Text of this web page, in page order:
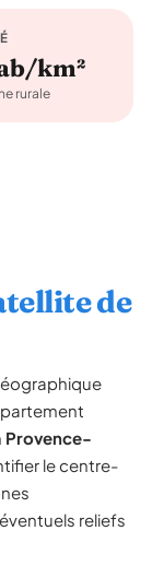
km²
rurale
de
Provence-
le centre-
reliefs